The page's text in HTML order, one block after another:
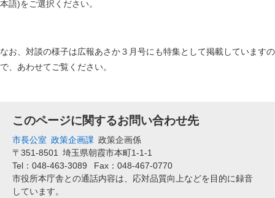
本語)をご選択ください。
なお、対談の様子は広報あさか３月号にも特集として掲載していますの
で、あわせてご覧ください。
このページに関するお問い合わせ先
市長公室 政策企画課 政策企画係
〒351-8501
埼玉県朝霞市本町1-1-1
Tel：048-463-3089
Fax：048-467-0770
市役所本庁舎との通話内容は、応対品質向上などを目的に録音
しています。